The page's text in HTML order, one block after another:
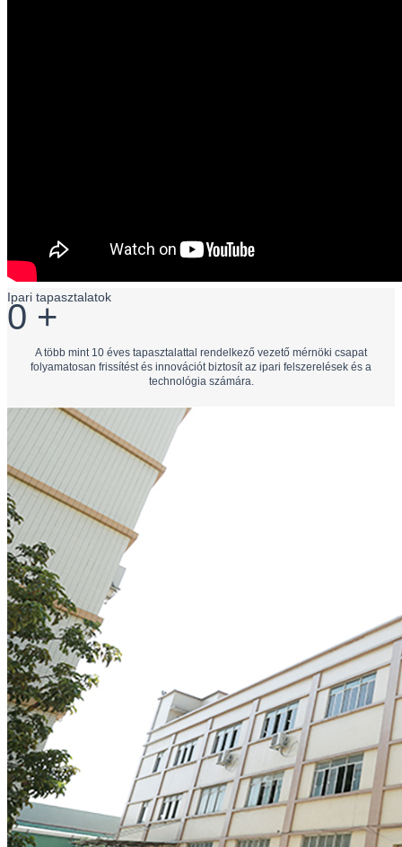
Ipari tapasztalatok
0 +
A több mint 10 éves tapasztalattal rendelkező vezető mérnöki csapat
folyamatosan frissítést és innovációt biztosít az ipari felszerelések és a
technológia számára.